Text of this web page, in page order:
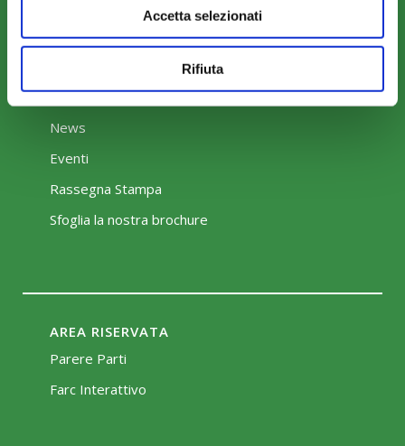
Accetta selezionati
Rifiuta
News
Eventi
Rassegna Stampa
Sfoglia la nostra brochure
AREA RISERVATA
Parere Parti
Farc Interattivo